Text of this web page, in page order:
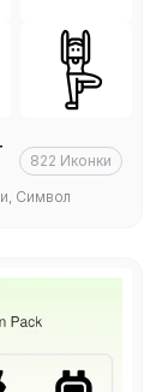
822 Иконки
Символ